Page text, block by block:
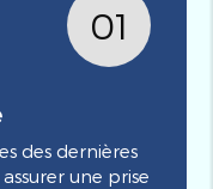
01
des dernières
une prise